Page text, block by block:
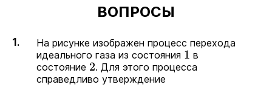
ВОПРОСЫ
На рисунке изображен процесс перехода
идеального газа из состояния 1 в
состояние 2. Для этого процесса
справедливо утверждение